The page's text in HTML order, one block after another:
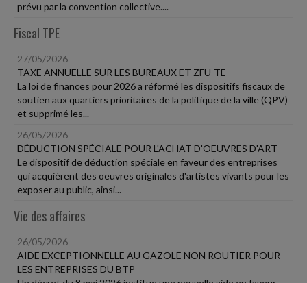
prévu par la convention collective....
Fiscal TPE
27/05/2026
TAXE ANNUELLE SUR LES BUREAUX ET ZFU-TE
La loi de finances pour 2026 a réformé les dispositifs fiscaux de
soutien aux quartiers prioritaires de la politique de la ville (QPV)
et supprimé les...
26/05/2026
DÉDUCTION SPÉCIALE POUR L'ACHAT D'OEUVRES D'ART
Le dispositif de déduction spéciale en faveur des entreprises
qui acquièrent des oeuvres originales d'artistes vivants pour les
exposer au public, ainsi...
Vie des affaires
26/05/2026
AIDE EXCEPTIONNELLE AU GAZOLE NON ROUTIER POUR
LES ENTREPRISES DU BTP